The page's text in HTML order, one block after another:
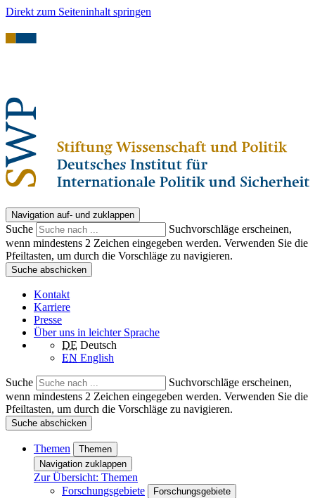
Direkt zum Seiteninhalt springen
Navigation auf- und zuklappen
Suche
Suchvorschläge erscheinen,
wenn mindestens 2 Zeichen eingegeben werden. Verwenden Sie die
Pfeiltasten, um durch die Vorschläge zu navigieren.
Suche abschicken
Kontakt
Karriere
Presse
Über uns in leichter Sprache
DE Deutsch
EN English
Suche
Suchvorschläge erscheinen,
wenn mindestens 2 Zeichen eingegeben werden. Verwenden Sie die
Pfeiltasten, um durch die Vorschläge zu navigieren.
Suche abschicken
Themen
Themen
Navigation zuklappen
Zur Übersicht: Themen
Forschungsgebiete
Forschungsgebiete